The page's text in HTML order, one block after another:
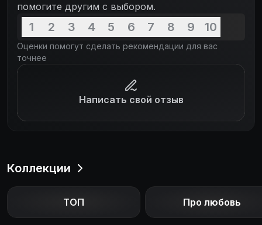
помогите другим с выбором.
1 2 3 4 5 6 7 8 9 10
Оценки помогут сделать рекомендации для вас
точнее
Написать свой отзыв
Коллекции
ТОП Про любовь